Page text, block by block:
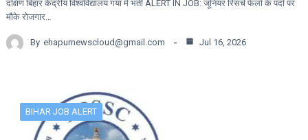
दक्षिण बिहार केंद्रीय विश्वविद्यालय गया में भर्ती ALERT IN JOB: जूनियर रिसर्च फेलो के पदों पर
मौके रोजगार…
By ehapurnewscloud@gmail.com Jul 16, 2026
BIHAR JOB ALERT